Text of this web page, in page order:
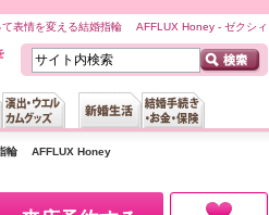
表情を変える結婚指輪 AFFLUX Honey - ゼクシィ
指輪 AFFLUX Honey